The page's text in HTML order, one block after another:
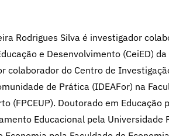
Rodrigues Silva é investigador
e Desenvolvimento (CeiED)
colaborador do Centro de
de Prática (IDEAFor) na
(FPCEUP). Doutorado em
Educacional pela